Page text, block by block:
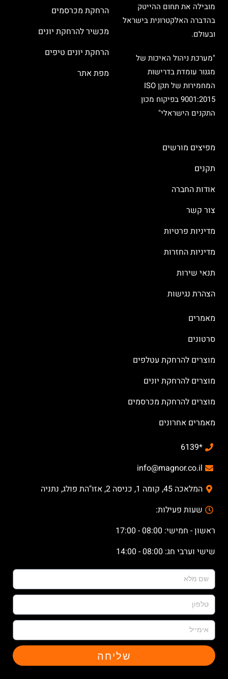
מובילה את תחום ההייטק
בהדברה האלקטרונית בישראל
ובעולם.
"מערכת ניהול האיכות של
מגנור עומדת בדרישות
המחמירות של תקן ISO
9001:2015 בפיקוח מכון
התקנים הישראלי"
הרחקת מכרסמים
מכשיר להרחקת יונים
הרחקת יונים טיפים
מפת אתר
מפיצים מורשים
תקנים
אודות החברה
צור קשר
מדיניות פרטיות
מדיניות החזרות
תנאי שירות
הצהרת נגישות
מאמרים
סרטונים
מוצרים להרחקת עטלפים
מוצרים להרחקת יונים
מוצרים להרחקת מכרסמים
מאמרים אחרונים
*6139
info@magnor.co.il
המלאכה 45, קומה 1, כניסה 2, אזו"הת פולג, נתניה
שעות פעילות:
ראשון - חמישי: 08:00 - 17:00
שישי וערבי חג: 08:00 - 14:00
שליחה